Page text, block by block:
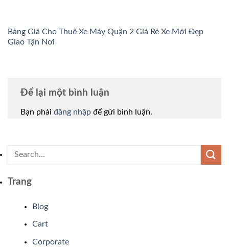
Bảng Giá Cho Thuê Xe Máy Quận 2 Giá Rẻ Xe Mới Đẹp
Giao Tận Nơi
Để lại một bình luận
Bạn phải đăng nhập để gửi bình luận.
Trang
Blog
Cart
Corporate